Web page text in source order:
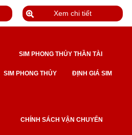
Xem chi tiết
SIM PHONG THỦY THẦN TÀI
SIM PHONG THỦY ĐỊNH GIÁ SIM
CHÍNH SÁCH VẬN CHUYỂN